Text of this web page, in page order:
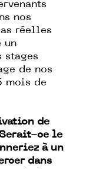
nos
réelles
un
stages
de nos
mois de
de
ce le
à un
dans